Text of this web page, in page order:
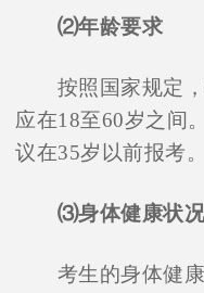
⑵年龄要求
按照国家规定
应在18至60岁之间
议在35岁以前报考。
⑶身体健康状
考生的身体健